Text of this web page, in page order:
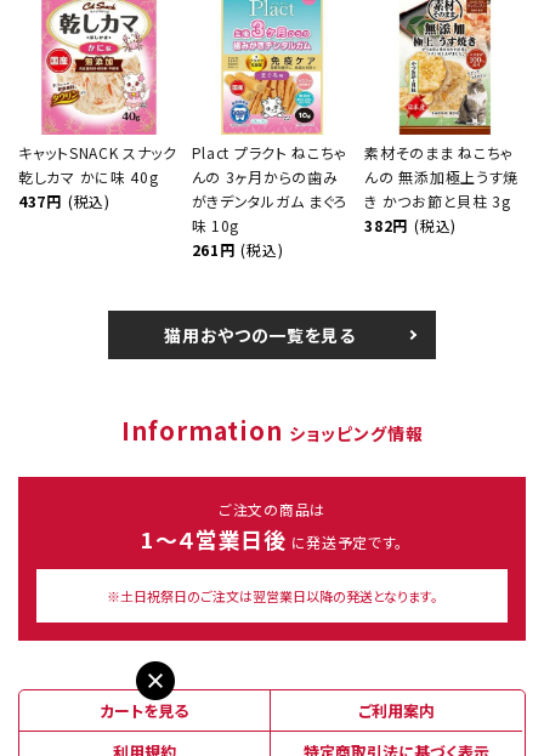
キャットSNACK スナック
乾しカマ かに味 40g
437円 (税込)
Plact プラクト ねこちゃ
んの 3ヶ月からの歯み
がきデンタルガム まぐろ
味 10g
261円 (税込)
素材そのまま ねこちゃ
んの 無添加極上うす焼
き かつお節と貝柱 3g
382円 (税込)
猫用おやつの一覧を見る
Information ショッピング情報
ご注文の商品は
1～４営業日後 に発送予定です。
※土日祝祭日のご注文は翌営業日以降の発送となります。
カートを見る
ご利用案内